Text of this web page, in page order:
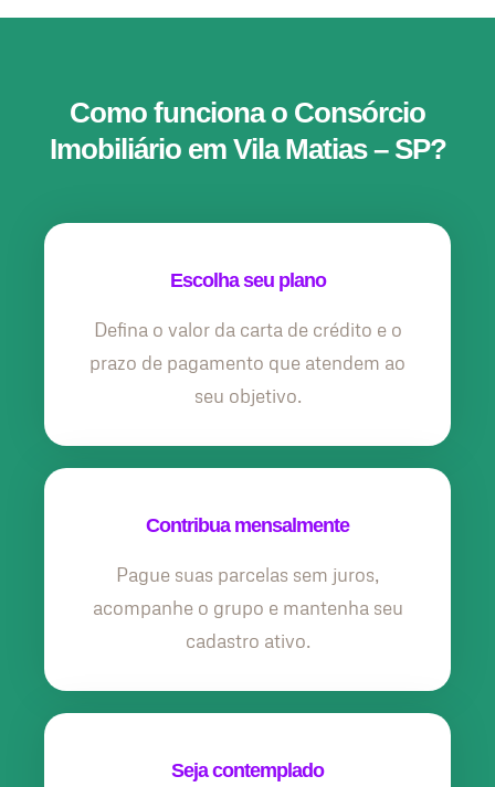
Como funciona o Consórcio
Imobiliário em Vila Matias – SP?
Escolha seu plano
Defina o valor da carta de crédito e o
prazo de pagamento que atendem ao
seu objetivo.
Contribua mensalmente
Pague suas parcelas sem juros,
acompanhe o grupo e mantenha seu
cadastro ativo.
Seja contemplado